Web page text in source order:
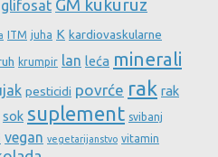
glifosat GM kukuruz
ITM juha K kardiovaskularne
krumpir lan leća minerali
pesticidi povrće rak rak
sok suplement svibanj
vegan vegetarijanstvo vitamin